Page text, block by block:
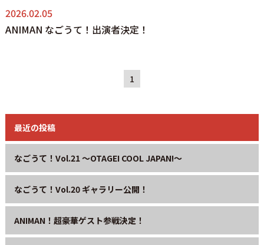
2026.02.05
ANIMAN なごうて！出演者決定！
1
最近の投稿
なごうて！Vol.21 〜OTAGEI COOL JAPAN!〜
なごうて！Vol.20 ギャラリー公開！
ANIMAN！超豪華ゲスト参戦決定！